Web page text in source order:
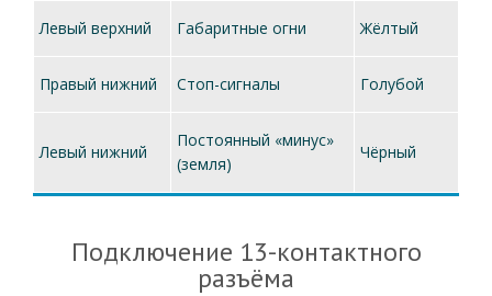
Левый верхний Габаритные огни Жёлтый
Правый нижний Стоп-сигналы Голубой
Левый нижний
Постоянный «минус»
(земля)
Чёрный
Подключение 13-контактного
разъёма